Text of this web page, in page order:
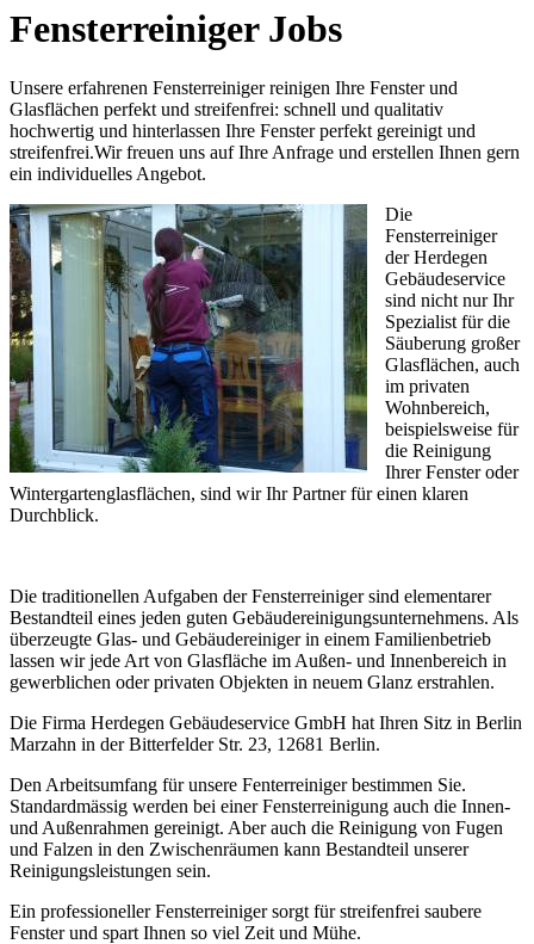
Fensterreiniger Jobs
Unsere erfahrenen Fensterreiniger reinigen Ihre Fenster und
Glasflächen perfekt und streifenfrei: schnell und qualitativ
hochwertig und hinterlassen Ihre Fenster perfekt gereinigt und
streifenfrei.Wir freuen uns auf Ihre Anfrage und erstellen Ihnen gern
ein individuelles Angebot.
Die
Fensterreiniger
der Herdegen
Gebäudeservice
sind nicht nur Ihr
Spezialist für die
Säuberung großer
Glasflächen, auch
im privaten
Wohnbereich,
beispielsweise für
die Reinigung
Ihrer Fenster oder
Wintergartenglasflächen, sind wir Ihr Partner für einen klaren
Durchblick.
Die traditionellen Aufgaben der Fensterreiniger sind elementarer
Bestandteil eines jeden guten Gebäudereinigungsunternehmens. Als
überzeugte Glas- und Gebäudereiniger in einem Familienbetrieb
lassen wir jede Art von Glasfläche im Außen- und Innenbereich in
gewerblichen oder privaten Objekten in neuem Glanz erstrahlen.
Die Firma Herdegen Gebäudeservice GmbH hat Ihren Sitz in Berlin
Marzahn in der Bitterfelder Str. 23, 12681 Berlin.
Den Arbeitsumfang für unsere Fenterreiniger bestimmen Sie.
Standardmässig werden bei einer Fensterreinigung auch die Innen-
und Außenrahmen gereinigt. Aber auch die Reinigung von Fugen
und Falzen in den Zwischenräumen kann Bestandteil unserer
Reinigungsleistungen sein.
Ein professioneller Fensterreiniger sorgt für streifenfrei saubere
Fenster und spart Ihnen so viel Zeit und Mühe.